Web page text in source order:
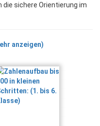
sichere Orientierung im
anzeigen)